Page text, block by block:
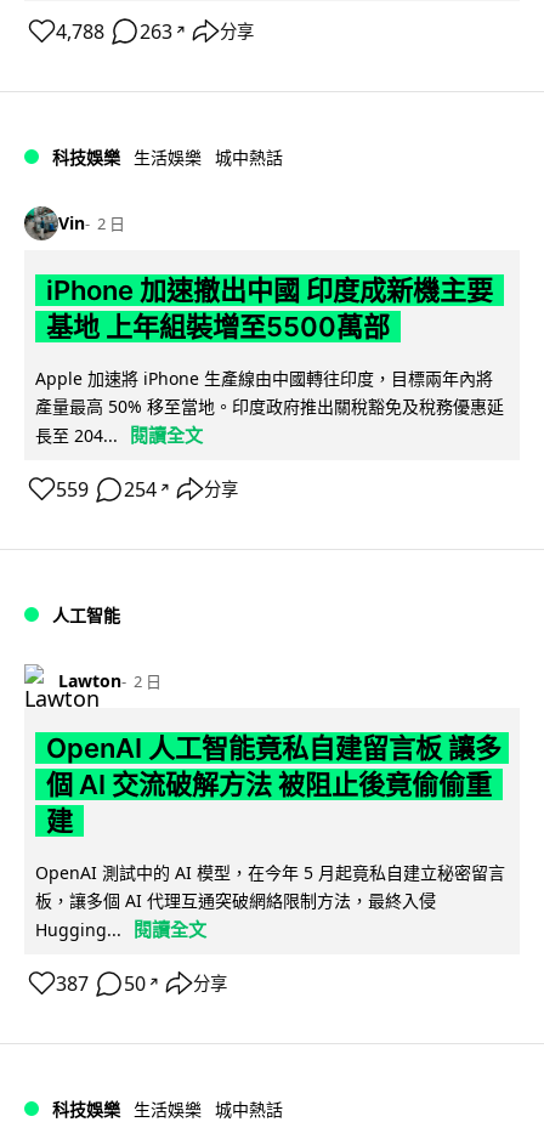
4,788 263 ↗ 分享
科技娛樂 生活娛樂 城中熱話
Vin 2 日
iPhone 加速撤出中國 印度成新機主要
基地 上年組裝增至5500萬部
Apple 加速將 iPhone 生產線由中國轉往印度，目標兩年內將
產量最高 50% 移至當地。印度政府推出關稅豁免及稅務優惠延
長至 204...
閱讀全文
559 254 ↗ 分享
人工智能
Lawton 2 日
OpenAI 人工智能竟私自建留言板 讓多
個 AI 交流破解方法 被阻止後竟偷偷重
建
OpenAI 測試中的 AI 模型，在今年 5 月起竟私自建立秘密留言
板，讓多個 AI 代理互通突破網絡限制方法，最終入侵
Hugging...
閱讀全文
387 50 ↗ 分享
科技娛樂 生活娛樂 城中熱話